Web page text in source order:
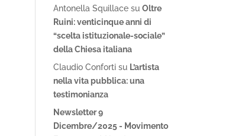
Antonella Squillace suOltre
Ruini: venticinque anni di
“scelta istituzionale-sociale”
della Chiesa italiana
Claudio Conforti su L’artista
nella vita pubblica: una
testimonianza
Newsletter 9
Dicembre/2025 - Movimento